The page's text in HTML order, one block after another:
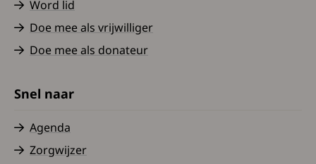
Word lid
Doe mee als vrijwilliger
Doe mee als donateur
Snel naar
Agenda
Zorgwijzer